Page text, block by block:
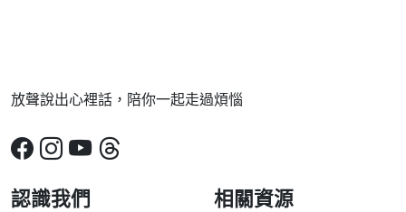
放聲說出心裡話，陪你一起走過煩惱
認識我們 相關資源